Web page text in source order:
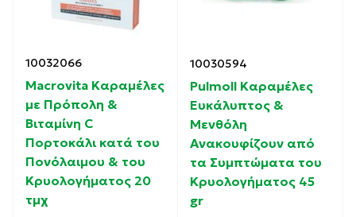
10032066
Macrovita Καραμέλες
με Πρόπολη &
Βιταμίνη C
Πορτοκάλι κατά του
Πονόλαιμου & του
Κρυολογήματος 20
τμχ
10030594
Pulmoll Καραμέλες
Ευκάλυπτος &
Μενθόλη
Ανακουφίζουν από
τα Συμπτώματα του
Κρυολογήματος 45
gr